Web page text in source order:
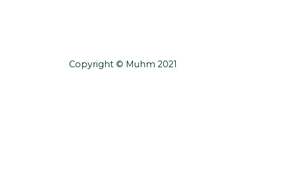
Copyright © Muhm 2021